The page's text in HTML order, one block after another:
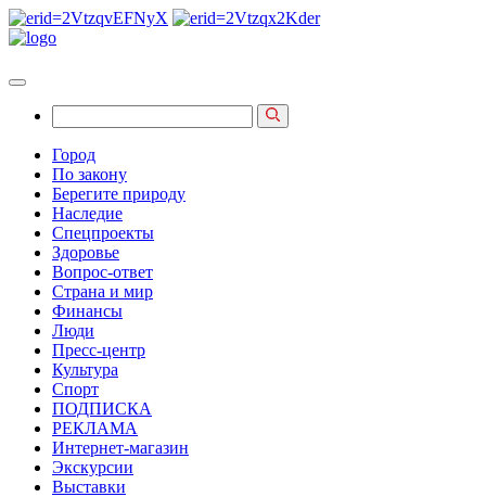
Город
По закону
Берегите природу
Наследие
Спецпроекты
Здоровье
Вопрос-ответ
Страна и мир
Финансы
Люди
Пресс-центр
Культура
Спорт
ПОДПИСКА
РЕКЛАМА
Интернет-магазин
Экскурсии
Выставки